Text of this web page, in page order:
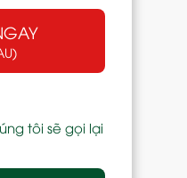
tôi sẽ gọi lại